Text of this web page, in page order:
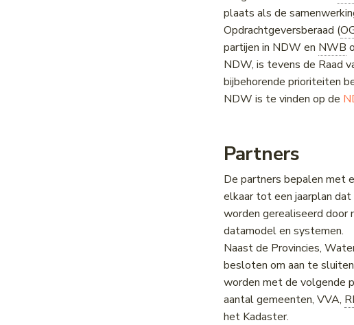
plaats als de
Opdrachtgeversberaad (
partijen in NDW en NWB
NDW, is tevens de Raad
bijbehorende prioriteiten
NDW is te vinden op de
Partners
De partners bepalen met
elkaar tot een jaarplan
worden gerealiseerd door
datamodel en systemen.
Naast de Provincies,
besloten om aan te
worden met de volgende
aantal gemeenten, VVA,
het Kadaster.